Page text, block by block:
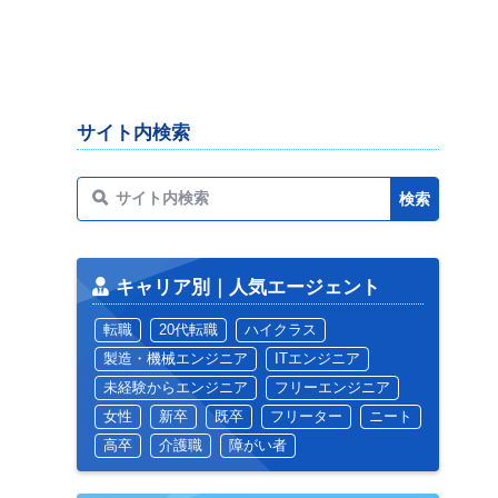
サイト内検索
キャリア別｜人気エージェント
転職 20代転職
ハイクラス
製造・機械エンジニア
ITエンジニア
未経験からエンジニア
フリーエンジニア
女性
新卒 既卒 フリーター
ニート
高卒
介護職 障がい者